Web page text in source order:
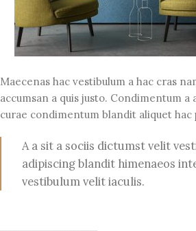
Maecenas hac vestibulum a hac cras
accumsan a quis justo. Condimentum
curae condimentum blandit aliquet hac
A a sit a sociis dictumst velit
adipiscing blandit himenaeos
vestibulum velit iaculis.